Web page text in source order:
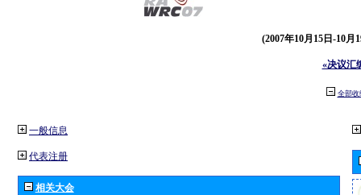
(2007年10月15日-10月
«决议汇
全部收
一般信息
代表注册
相关大会